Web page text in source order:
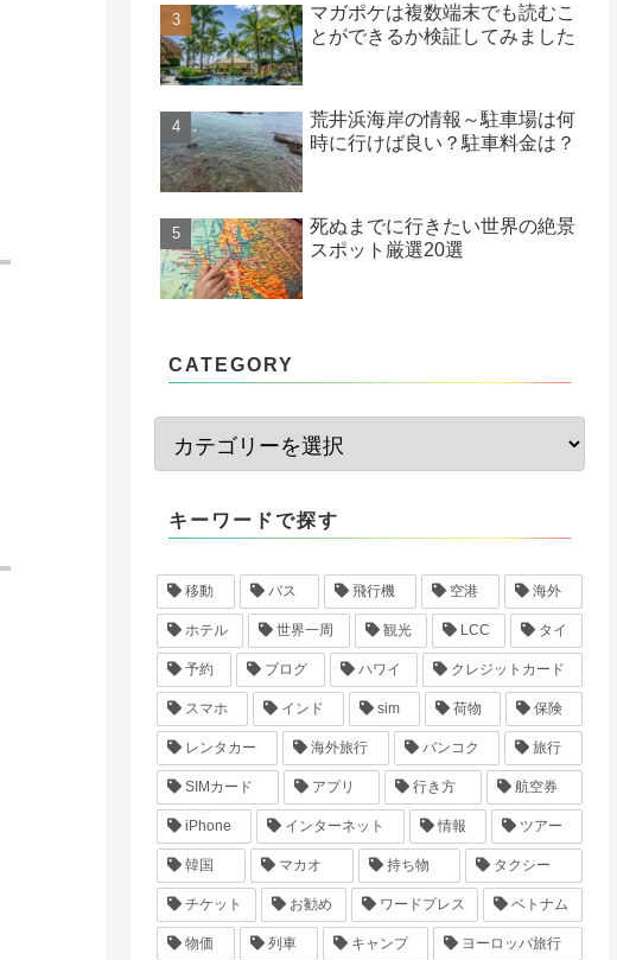
マガポケは複数端末でも読むこ
とができるか検証してみました
荒井浜海岸の情報～駐車場は何
時に行けば良い？駐車料金は？
死ぬまでに行きたい世界の絶景
スポット厳選20選
CATEGORY
キーワードで探す
移動 バス 飛行機 空港 海外
ホテル 世界一周 観光 LCC タイ
予約 ブログ ハワイ クレジットカード
スマホ インド sim 荷物 保険
レンタカー 海外旅行 バンコク 旅行
SIMカード アプリ 行き方 航空券
iPhone インターネット 情報 ツアー
韓国 マカオ 持ち物 タクシー
チケット お勧め ワードプレス ベトナム
物価 列車 キャンプ ヨーロッパ旅行